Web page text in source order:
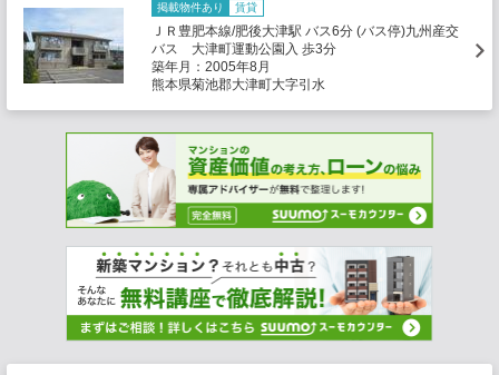
掲載物件あり 賃貸
ＪＲ豊肥本線/肥後大津駅 バス6分 (バス停)九州産交
バス 大津町運動公園入 歩3分
築年月：2005年8月
熊本県菊池郡大津町大字引水